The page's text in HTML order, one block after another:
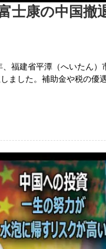
士康の中国撤
福建省平潭（へいたん）
しました。補助金や税の優